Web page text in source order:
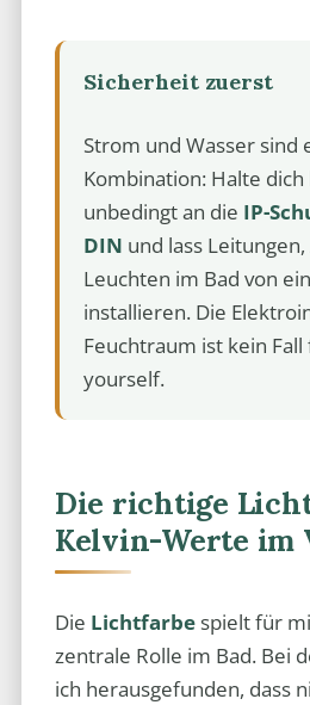
Sicherheit zuerst
Strom und Wasser sind
Kombination: Halte
unbedingt an die IP-
DIN und lass
Leuchten im Bad von
installieren. Die
Feuchtraum ist kein
yourself.
Die richtige
Kelvin-Werte im
Die Lichtfarbespielt für
zentrale Rolle im Bad. Bei
ich herausgefunden, dass